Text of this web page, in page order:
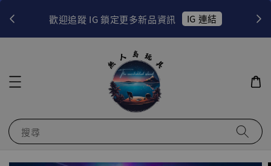
歡迎追蹤 IG 鎖定更多新品資訊 IG 連結
搜尋